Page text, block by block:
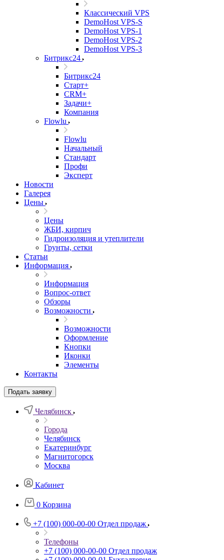
Классический VPS
DemoHost VPS-S
DemoHost VPS-1
DemoHost VPS-2
DemoHost VPS-3
Битрикс24
Битрикс24
Старт+
CRM+
Задачи+
Компания
Flowlu
Flowlu
Начальный
Стандарт
Профи
Эксперт
Новости
Галерея
Цены
Цены
ЖБИ, кирпич
Гидроизоляция и утеплители
Грунты, сетки
Статьи
Информация
Информация
Вопрос-ответ
Обзоры
Возможности
Возможности
Оформление
Кнопки
Иконки
Элементы
Контакты
Подать заявку
Челябинск
Города
Челябинск
Екатеринбург
Магнитогорск
Москва
Кабинет
0 Корзина
+7 (100) 000-00-00 Отдел продаж
Телефоны
+7 (100) 000-00-00 Отдел продаж